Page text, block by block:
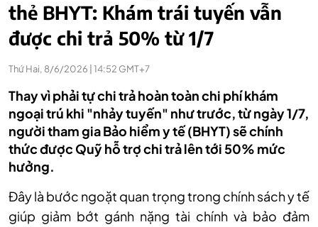
thẻ BHYT: Khám trái tuyến vẫn
được chi trả 50% từ 1/7
Thứ Hai, 8/6/2026 | 14:52 GMT+7
Thay vì phải tự chi trả hoàn toàn chi phí khám
ngoại trú khi "nhảy tuyến" như trước, từ ngày 1/7,
người tham gia Bảo hiểm y tế (BHYT) sẽ chính
thức được Quỹ hỗ trợ chi trả lên tới 50% mức
hưởng.
Đây là bước ngoặt quan trọng trong chính sách y tế
giúp giảm bớt gánh nặng tài chính và bảo đảm